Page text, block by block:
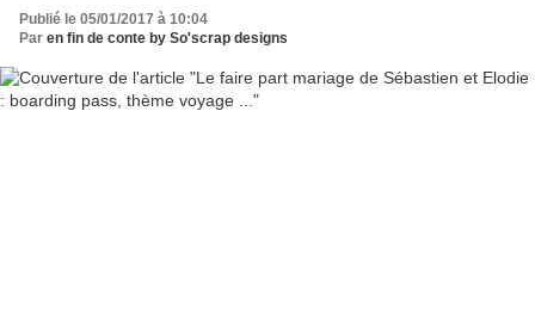
Publié le 05/01/2017 à 10:04
Par en fin de conte by So'scrap designs